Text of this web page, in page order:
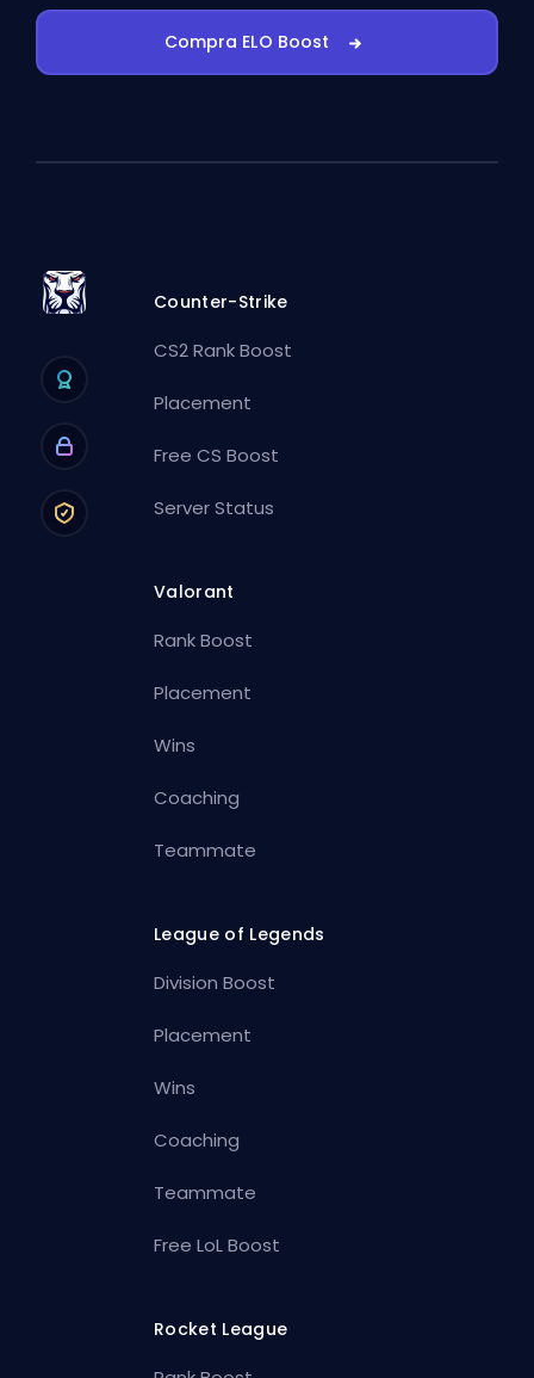
Compra ELO Boost
Counter-Strike
CS2 Rank Boost
Placement
Free CS Boost
Server Status
Valorant
Rank Boost
Placement
Wins
Coaching
Teammate
League of Legends
Division Boost
Placement
Wins
Coaching
Teammate
Free LoL Boost
Rocket League